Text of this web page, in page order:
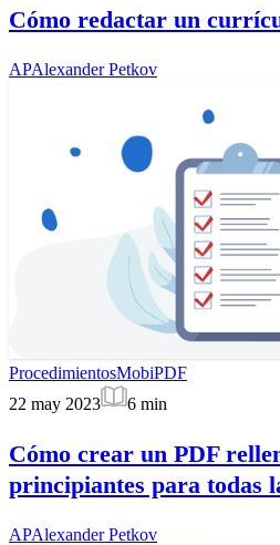
Cómo redactar un
APAlexander Petkov
ProcedimientosMobiPDF
22 may 2023
6 min
Cómo crear un PDF
principiantes para todas
APAlexander Petkov